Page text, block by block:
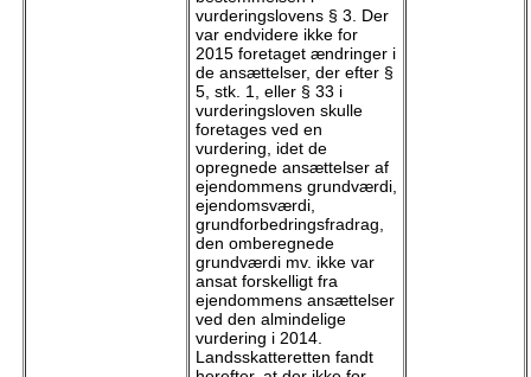
vurderingslovens § 3. Der
var endvidere ikke for
2015 foretaget ændringer i
de ansættelser, der efter §
5, stk. 1, eller § 33 i
vurderingsloven skulle
foretages ved en
vurdering, idet de
opregnede ansættelser af
ejendommens grundværdi,
ejendomsværdi,
grundforbedringsfradrag,
den omberegnede
grundværdi mv. ikke var
ansat forskelligt fra
ejendommens ansættelser
ved den almindelige
vurdering i 2014.
Landsskatteretten fandt